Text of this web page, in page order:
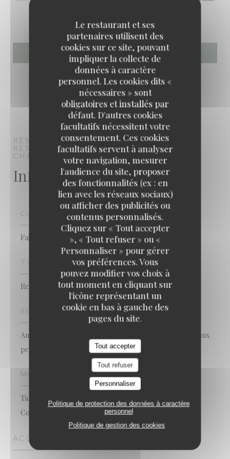
Le restaurant et ses
partenaires utilisent des
cookies sur ce site, pouvant
impliquer la collecte de
données à caractère
personnel. Les cookies dits «
nécessaires » sont
obligatoires et installés par
défaut. D'autres cookies
facultatifs nécessitent votre
consentement. Ces cookies
facultatifs servent à analyser
votre navigation, mesurer
l'audience du site, proposer
des fonctionnalités (ex : en
lien avec les réseaux sociaux)
ou afficher des publicités ou
contenus personnalisés.
Cliquez sur « Tout accepter
», « Tout refuser » ou «
Personnaliser » pour gérer
vos préférences. Vous
pouvez modifier vos choix à
tout moment en cliquant sur
l'icône représentant un
cookie en bas à gauche des
pages du site.
Tout accepter
Tout refuser
Personnaliser
Politique de protection des données à caractère
personnel
Politique de gestion des cookies
RESTAURANT MAISON FOURNAISE
RESTAURANT TRADITIONNEL FRANÇAIS
CHATOU
Infos pratiques
CUISINE
Fait maison, Produits frais, Traditionnel
TYPE DE RESTAURANT
Restaurant traditionnel français
SERVICES
Animaux non acceptés, Privatisation, Terrasse, Accès aux
personnes à mobilité réduite, Wifi
MOYENS DE PAIEMENT
Ticket Restaurant, Paiement mobile, Paiement Sans
Contact, Espèces, Visa, Carte Bleue
ACCÈS
RESTAURANT MAISON FOURNAISE